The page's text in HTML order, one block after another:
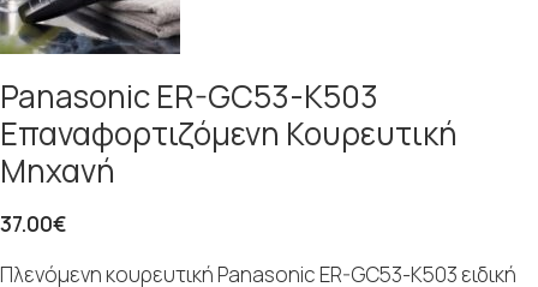
Panasonic ER-GC53-K503
Επαναφορτιζόμενη Κουρευτική
Μηχανή
37.00€
Πλενόμενη κουρευτική Panasonic ER-GC53-K503 ειδική